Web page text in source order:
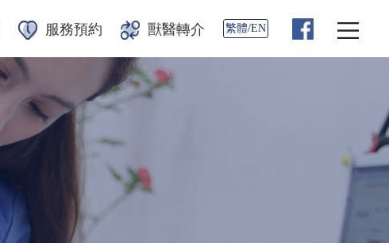
服務預約 獸醫轉介 繁體/EN